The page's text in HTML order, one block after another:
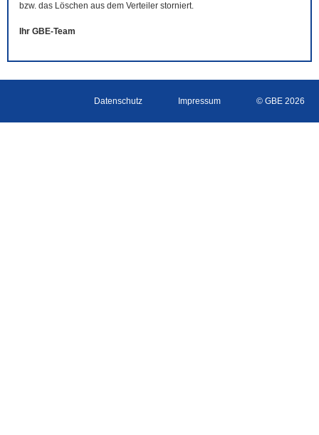
bzw. das Löschen aus dem Verteiler storniert.
Ihr GBE-Team
Datenschutz Impressum © GBE 2026